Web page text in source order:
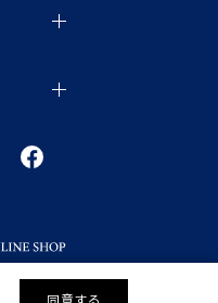
同意する